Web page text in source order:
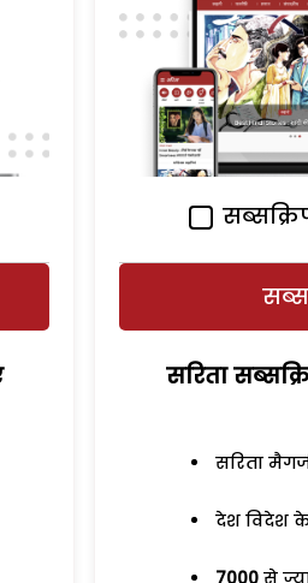
सरिता
सरिता
देश विदेश